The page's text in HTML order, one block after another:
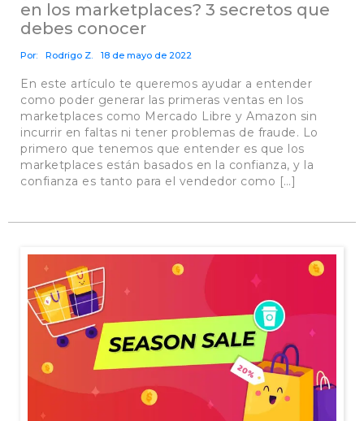
en los marketplaces? 3 secretos que
debes conocer
Por: Rodrigo Z. 18 de mayo de 2022
En este artículo te queremos ayudar a entender
como poder generar las primeras ventas en los
marketplaces como Mercado Libre y Amazon sin
incurrir en faltas ni tener problemas de fraude. Lo
primero que tenemos que entender es que los
marketplaces están basados en la confianza, y la
confianza es tanto para el vendedor como […]